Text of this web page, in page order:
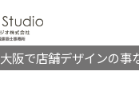
阪で店舗デザインの事